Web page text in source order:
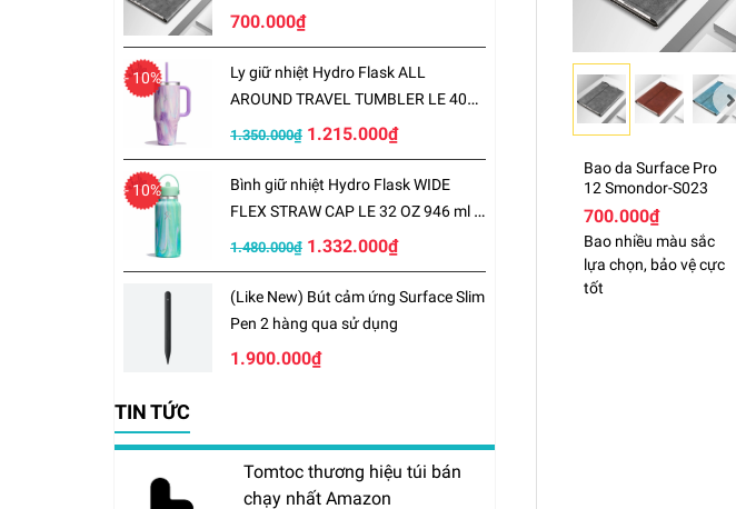
+ Cấu trúc có
📌 Quý khách lưu
xin liên hệ với
hiếm)
Bao da Surface Pro
12 Smondor-S023
700.000₫
Bao nhiều màu sắc
lựa chọn, bảo vệ cực
tốt
700.000₫
Ly giữ nhiệt Hydro Flask ALL
AROUND TRAVEL TUMBLER LE 40
OZ 1183 ml – LE-S25TT40
1.350.000₫ 1.215.000₫
- 10%
Bình giữ nhiệt Hydro Flask WIDE
FLEX STRAW CAP LE 32 OZ 946 ml –
LE-S25W32
1.480.000₫ 1.332.000₫
- 10%
(Like New) Bút cảm ứng Surface Slim
Pen 2 hàng qua sử dụng
1.900.000₫
TIN TỨC
Tomtoc thương hiệu túi bán
chạy nhất Amazon